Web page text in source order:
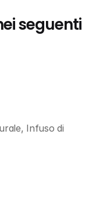
seguenti
Infuso di